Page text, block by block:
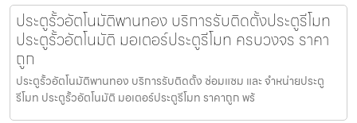
ประตูรั้วอัตโนมัติพานทอง บริการรับติดตั้งประตูรีโมท
ประตูรั้วอัตโนมัติ มอเตอร์ประตูรีโมท ครบวงจร ราคา
ถูก
ประตูรั้วอัตโนมัติพานทอง บริการรับติดตั้ง ซ่อมแซม และ จำหน่ายประตู
รีโมท ประตูรั้วอัตโนมัติ มอเตอร์ประตูรีโมท ราคาถูก พร้